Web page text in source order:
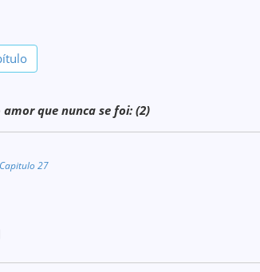
que nunca se foi: (2)
27